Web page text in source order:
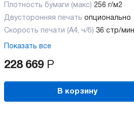
Плотность бумаги (макс) 256 г/м2
Двусторонняя печать опционально
Скорость печати (А4, ч/б) 36 стр/мин
Показать все
228 669 Р
В корзину